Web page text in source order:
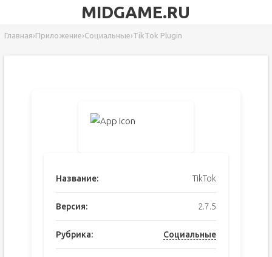
MIDGAME.RU
Главная›Приложение›Социальные›TikTok Plugin
Название: TikTok
Версия: 2.7.5
Рубрика: Социальные